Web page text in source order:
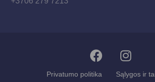
Privatumo politika Sąlygos ir